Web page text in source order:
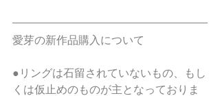
愛芽の新作品購入について
●リングは石留されていないもの、もし
くは仮止めのものが主となっておりま